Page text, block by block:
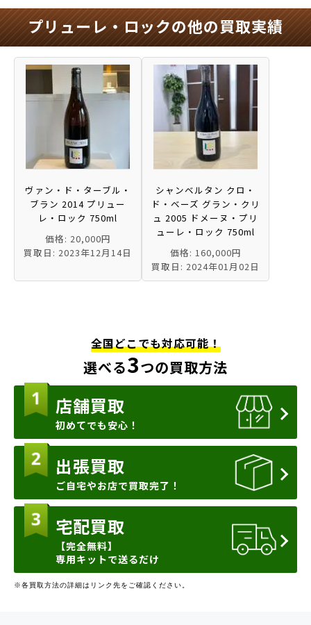
プリューレ・ロックの他の買取実績
ヴァン・ド・ターブル・
ブラン 2014 プリュー
レ・ロック 750ml
価格: 20,000円
買取日: 2023年12月14日
シャンベルタン クロ・
ド・ベーズ グラン・クリ
ュ 2005 ドメーヌ・プリ
ューレ・ロック 750ml
価格: 160,000円
買取日: 2024年01月02日
全国どこでも対応可能！
選べる3つの買取方法
店舗買取
初めてでも安心！
出張買取
ご自宅やお店で買取完了！
宅配買取
【完全無料】
専用キットで送るだけ
※各買取方法の詳細はリンク先をご確認ください。